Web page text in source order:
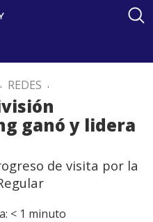
. REDES .
ganó y lidera
de visita por la
< 1 minuto